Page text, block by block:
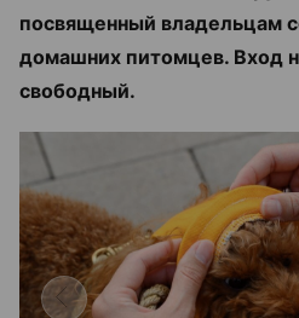
посвященный владельцам
домашних питомцев. Вход
свободный.